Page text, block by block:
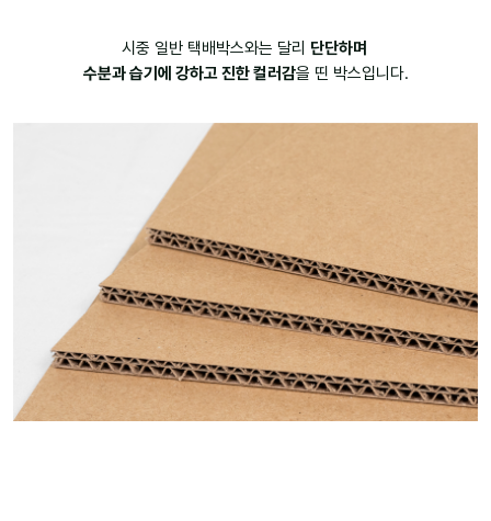
시중 일반 택배박스와는 달리 단단하며
수분과 습기에 강하고 진한 컬러감을 띤 박스입니다.